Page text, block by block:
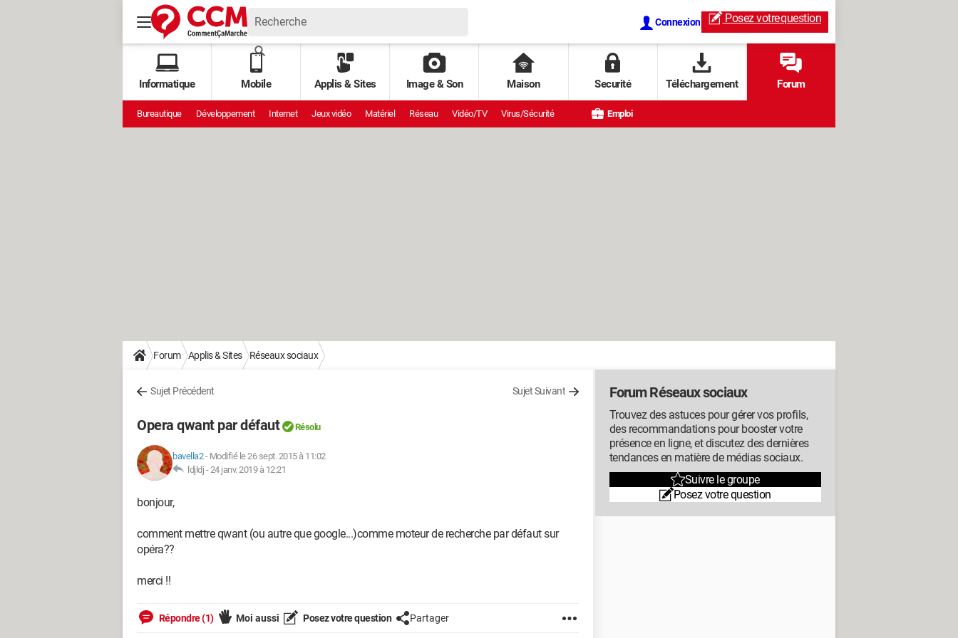
Connexion Posez votrequestion
Informatique Mobile Applis & Sites Image & Son Maison Securité Téléchargement Forum
Bureautique Développement Internet Jeux vidéo Matériel Réseau Vidéo/TV Virus/Sécurité Emploi
Forum Applis & Sites Réseaux sociaux
Sujet Précédent Sujet Suivant
Opera qwant par défaut Résolu
bavella2- Modifié le 26 sept. 2015 à 11:02
ldjldj -24 janv. 2019 à 12:21
bonjour,
comment mettre qwant (ou autre que google...)comme moteur de recherche par défaut sur
opéra??
merci !!
Répondre (1) Moi aussi Posez votre question Partager
Forum Réseaux sociaux
Trouvez des astuces pour gérer vos profils,
des recommandations pour booster votre
présence en ligne, et discutez des dernières
tendances en matière de médias sociaux.
Suivre le groupe
Posez votre question